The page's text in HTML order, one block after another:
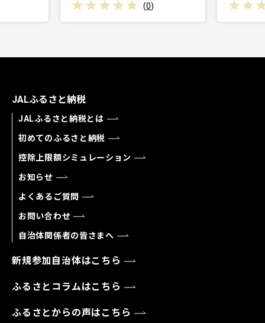
( 0) ( 0)
JALふるさと納税
JALふるさと納税とは
初めてのふるさと納税
控除上限額シミュレーション
お知らせ
よくあるご質問
お問い合わせ
自治体関係者の皆さまへ
新規参加自治体はこちら
ふるさとコラムはこちら
ふるさとからの声はこちら